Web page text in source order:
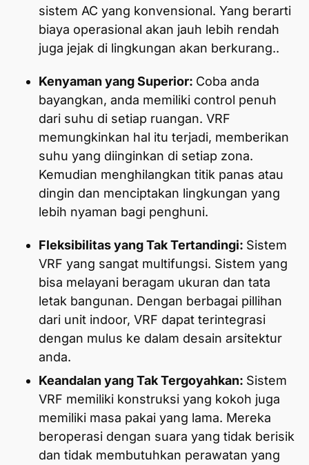
sistem AC yang konvensional. Yang berarti
biaya operasional akan jauh lebih rendah
juga jejak di lingkungan akan berkurang..
Kenyaman yang Superior: Coba anda
bayangkan, anda memiliki control penuh
dari suhu di setiap ruangan. VRF
memungkinkan hal itu terjadi, memberikan
suhu yang diinginkan di setiap zona.
Kemudian menghilangkan titik panas atau
dingin dan menciptakan lingkungan yang
lebih nyaman bagi penghuni.
Fleksibilitas yang Tak Tertandingi: Sistem
VRF yang sangat multifungsi. Sistem yang
bisa melayani beragam ukuran dan tata
letak bangunan. Dengan berbagai pillihan
dari unit indoor, VRF dapat terintegrasi
dengan mulus ke dalam desain arsitektur
anda.
Keandalan yang Tak Tergoyahkan: Sistem
VRF memiliki konstruksi yang kokoh juga
memiliki masa pakai yang lama. Mereka
beroperasi dengan suara yang tidak berisik
dan tidak membutuhkan perawatan yang